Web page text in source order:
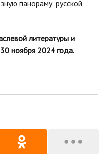
панораму русской
литературы и
ноября 2024 года.